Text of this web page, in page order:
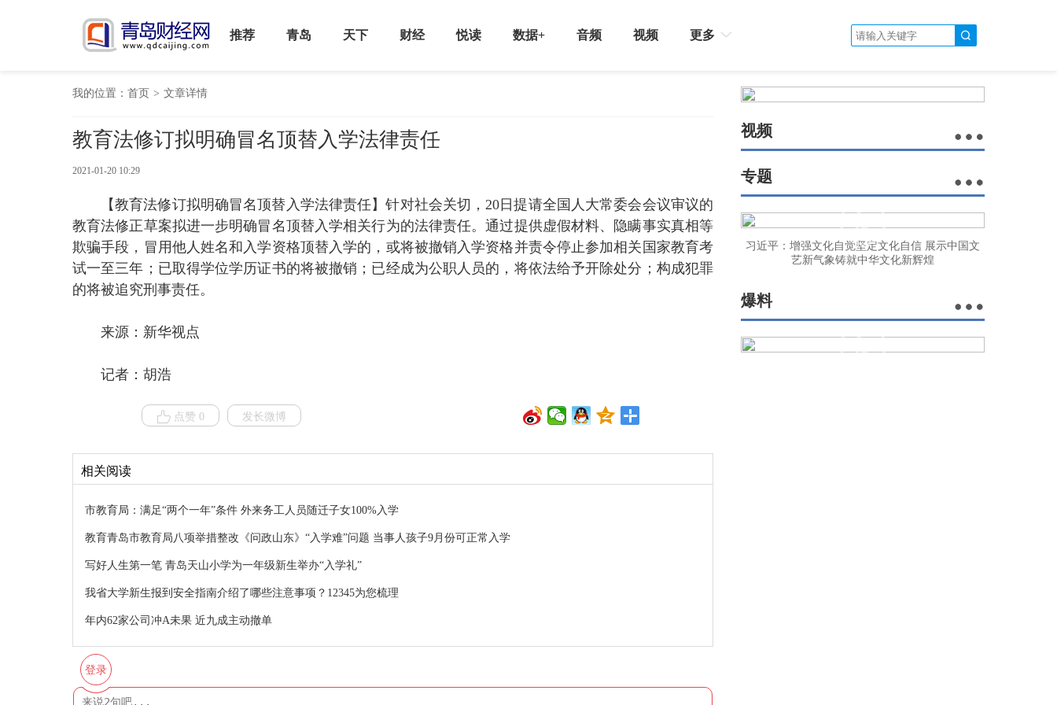
推荐 青岛 天下 财经 悦读 数据+ 音频 视频 更多
我的位置： 首页 > 文章详情
教育法修订拟明确冒名顶替入学法律责任
2021-01-20 10:29
【教育法修订拟明确冒名顶替入学法律责任】针对社会关切，20日提请全国人大常委会会议审议的
教育法修正草案拟进一步明确冒名顶替入学相关行为的法律责任。通过提供虚假材料、隐瞒事实真相等
欺骗手段，冒用他人姓名和入学资格顶替入学的，或将被撤销入学资格并责令停止参加相关国家教育考
试一至三年；已取得学位学历证书的将被撤销；已经成为公职人员的，将依法给予开除处分；构成犯罪
的将被追究刑事责任。
来源：新华视点
记者：胡浩
点赞 0 发长微博
相关阅读
市教育局：满足“两个一年”条件 外来务工人员随迁子女100%入学
教育青岛市教育局八项举措整改《问政山东》“入学难”问题 当事人孩子9月份可正常入学
写好人生第一笔 青岛天山小学为一年级新生举办“入学礼”
我省大学新生报到安全指南介绍了哪些注意事项？12345为您梳理
年内62家公司冲A未果 近九成主动撤单
登录
视频
专题
习近平：增强文化自觉坚定文化自信 展示中国文
艺新气象铸就中华文化新辉煌
爆料